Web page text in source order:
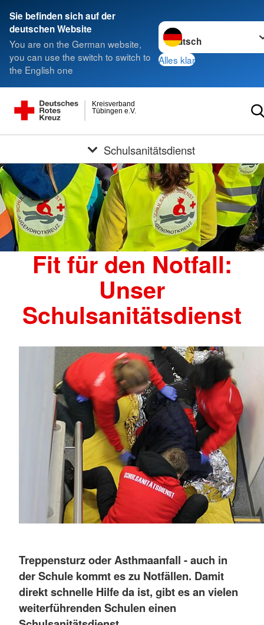
Sie befinden sich auf der
deutschen Website
You are on the German website,
you can use the switch to switch to
the English one
Sprache wechseln zu
Alles klar
Tübingen e.V.
Kreisverband
Schulsanitätsdienst
Fit für den Notfall:
Unser
Schulsanitätsdienst
Treppensturz oder Asthmaanfall - auch in
der Schule kommt es zu Notfällen. Damit
direkt schnelle Hilfe da ist, gibt es an vielen
weiterführenden Schulen einen